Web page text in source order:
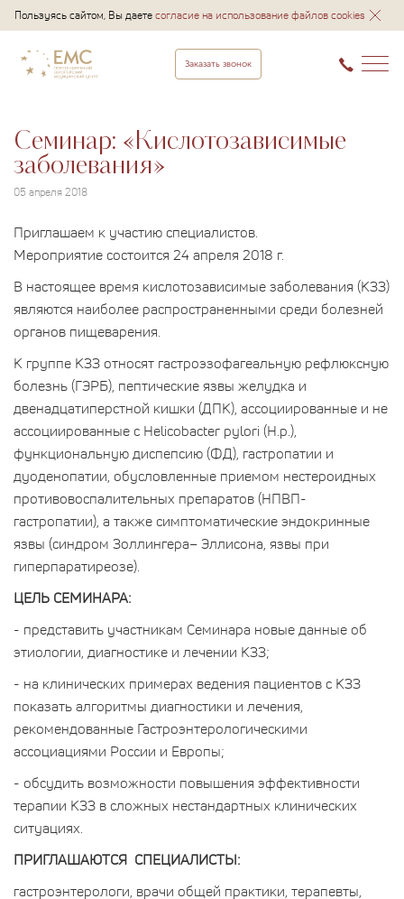
Пользуясь сайтом, Вы даетесогласие на использование файлов cookies
Заказать звонок
Семинар: «Кислотозависимые
заболевания»
05 апреля 2018
Приглашаем к участию специалистов.
Мероприятие состоится 24 апреля 2018 г.
В настоящее время кислотозависимые заболевания (КЗЗ)
являются наиболее распространенными среди болезней
органов пищеварения.
К группе КЗЗ относят гастроэзофагеальную рефлюксную
болезнь (ГЭРБ), пептические язвы желудка и
двенадцатиперстной кишки (ДПК), ассоциированные и не
ассоциированные с Helicobacter pylori (H.р.),
функциональную диспепсию (ФД), гастропатии и
дуоденопатии, обусловленные приемом нестероидных
противовоспалительных препаратов (НПВП-
гастропатии), а также симптоматические эндокринные
язвы (синдром Золлингера– Эллисона, язвы при
гиперпаратиреозе).
ЦЕЛЬ СЕМИНАРА:
- представить участникам Семинара новые данные об
этиологии, диагностике и лечении КЗЗ;
- на клинических примерах ведения пациентов с КЗЗ
показать алгоритмы диагностики и лечения,
рекомендованные Гастроэнтерологическими
ассоциациями России и Европы;
- обсудить возможности повышения эффективности
терапии КЗЗ в сложных нестандартных клинических
ситуациях.
ПРИГЛАШАЮТСЯ СПЕЦИАЛИСТЫ:
гастроэнтерологи, врачи общей практики, терапевты,